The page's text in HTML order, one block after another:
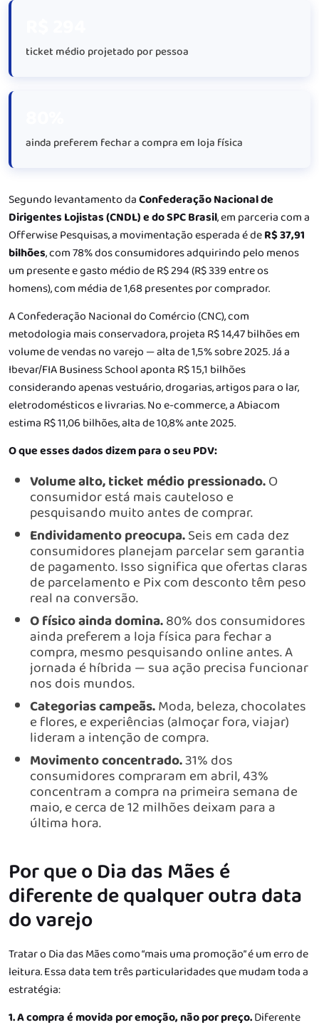
ticket médio projetado por pessoa
ainda preferem fechar a compra em loja física
Segundo levantamento daConfederação Nacional de
Dirigentes Lojistas (CNDL) e do SPC Brasil, em parceria com a
Offerwise Pesquisas, a movimentação esperada é deR$ 37,91
bilhões, com 78% dos consumidores adquirindo pelo menos
um presente e gasto médio de R$ 294 (R$ 339 entre os
homens), com média de 1,68 presentes por comprador.
A Confederação Nacional do Comércio (CNC), com
metodologia mais conservadora, projeta R$ 14,47 bilhões em
volume de vendas no varejo — alta de 1,5% sobre 2025. Já a
Ibevar/FIA Business School aponta R$ 15,1 bilhões
considerando apenas vestuário, drogarias, artigos para o lar,
eletrodomésticos e livrarias. No e-commerce, a Abiacom
estima R$ 11,06 bilhões, alta de 10,8% ante 2025.
O que esses dados dizem para o seu PDV:
Volume alto, ticket médio pressionado.O
consumidor está mais cauteloso e
pesquisando muito antes de comprar.
Endividamento preocupa.Seis em cada dez
consumidores planejam parcelar sem garantia
de pagamento. Isso significa que ofertas claras
de parcelamento e Pix com desconto têm peso
real na conversão.
O físico ainda domina.80% dos consumidores
ainda preferem a loja física para fechar a
compra, mesmo pesquisando online antes. A
jornada é híbrida — sua ação precisa funcionar
nos dois mundos.
Categorias campeãs.Moda, beleza, chocolates
e flores, e experiências (almoçar fora, viajar)
lideram a intenção de compra.
Movimento concentrado.31% dos
consumidores compraram em abril, 43%
concentram a compra na primeira semana de
maio, e cerca de 12 milhões deixam para a
última hora.
Por que o Dia das Mães é
diferente de qualquer outra data
do varejo
Tratar o Dia das Mães como “mais uma promoção” é um erro de
leitura. Essa data tem três particularidades que mudam toda a
estratégia:
1. A compra é movida por emoção, não por preço.Diferente